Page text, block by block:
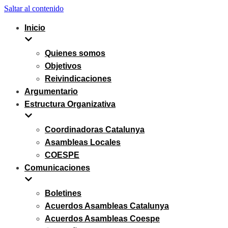
Saltar al contenido
Inicio
Quienes somos
Objetivos
Reivindicaciones
Argumentario
Estructura Organizativa
Coordinadoras Catalunya
Asambleas Locales
COESPE
Comunicaciones
Boletines
Acuerdos Asambleas Catalunya
Acuerdos Asambleas Coespe